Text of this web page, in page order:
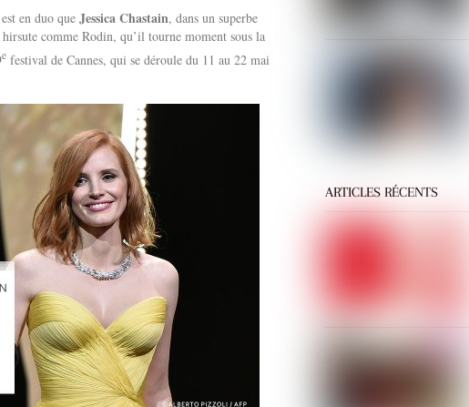
en duo que Jessica Chastain, dans un superbe
comme Rodin, qu’il tourne moment sous la
e festival de Cannes, qui se déroule du 11 au 22 mai
ARTICLES RÉCENTS